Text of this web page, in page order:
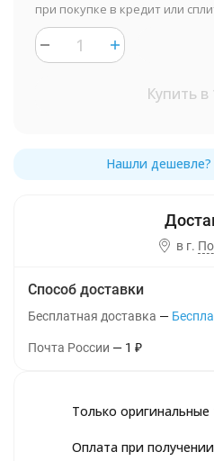
при покупке в кредит или
Купить в
в г.
Способ доставки
Бесплатная доставка
Почта России 1 ₽
Только
Оплата при получении